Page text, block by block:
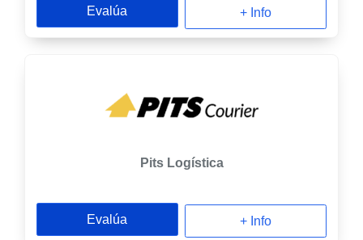
Evalúa + Info
Pits Logística
Evalúa + Info